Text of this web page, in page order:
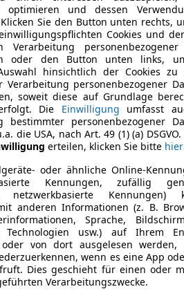
optimieren und dessen
Sie den Button unten rechts,
Cookies und
Verarbeitung
oder den Button unten links,
hinsichtlich der Cookies zu
personenbezogener
soweit diese auf Grundlage
Die Einwilligung umfasst
bestimmter personenbezogener
die USA, nach Art. 49 (1) (a)
erteilen, klicken Sie bitte hier
oder ähnliche Online-
Kennungen, zufällig
netzwerkbasierte Kennungen)
anderen Informationen (z. B.
Sprache,
Technologien usw.) auf Ihrem
oder von dort ausgelesen werden,
wenn es eine App
Dies geschieht für einen oder
Verarbeitungszwecke.
Feuer unter dem Blech.